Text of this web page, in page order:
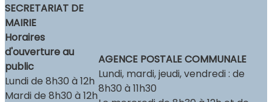
SECRETARIAT DE
MAIRIE
Horaires
d'ouverture au
public
Lundi de 8h30 à 12h
Mardi de 8h30 à 12h
AGENCE POSTALE COMMUNALE
Lundi, mardi, jeudi, vendredi : de
8h30 à 11h30